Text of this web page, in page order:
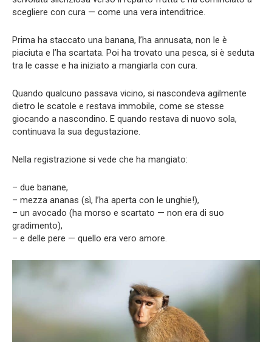
scegliere con cura — come una vera intenditrice.
Prima ha staccato una banana, l’ha annusata, non le è
piaciuta e l’ha scartata. Poi ha trovato una pesca, si è seduta
tra le casse e ha iniziato a mangiarla con cura.
Quando qualcuno passava vicino, si nascondeva agilmente
dietro le scatole e restava immobile, come se stesse
giocando a nascondino. E quando restava di nuovo sola,
continuava la sua degustazione.
Nella registrazione si vede che ha mangiato:
– due banane,
– mezza ananas (sì, l’ha aperta con le unghie!),
– un avocado (ha morso e scartato — non era di suo
gradimento),
– e delle pere — quello era vero amore.